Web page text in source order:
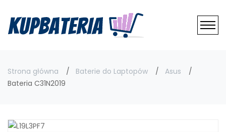
Strona główna Baterie do Laptopów
Asus
Bateria C31N2019